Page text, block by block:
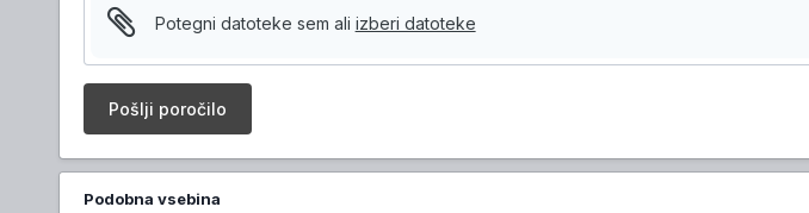
Potegni datoteke sem ali izberi datoteke
Pošlji poročilo
Podobna vsebina